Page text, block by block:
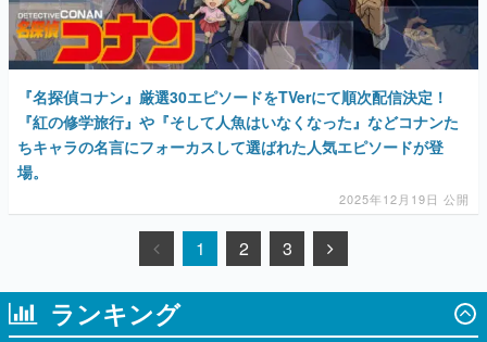
『名探偵コナン』厳選30エピソードをTVerにて順次配信決定！
『紅の修学旅行』や『そして人魚はいなくなった』などコナンた
ちキャラの名言にフォーカスして選ばれた人気エピソードが登
場。
2025年12月19日 公開
1 2 3
ランキング